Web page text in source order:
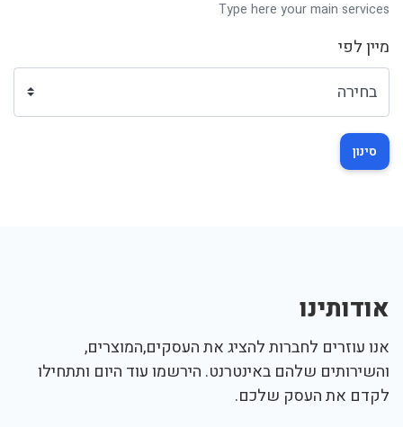
Type here your main services
מיין לפי
סינון
אודותינו
אנו עוזרים לחברות להציג את העסקים,המוצרים,
והשירותים שלהם באינטרנט. הירשמו עוד היום ותתחילו
לקדם את העסק שלכם.